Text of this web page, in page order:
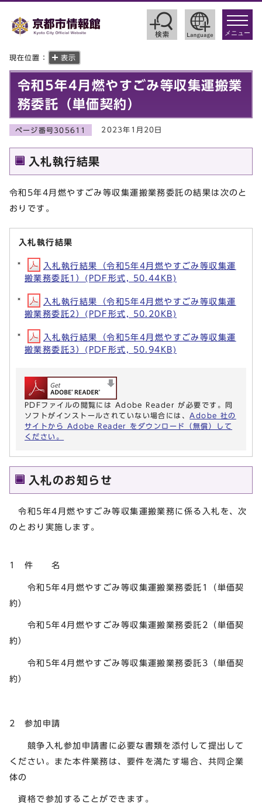
toggle
メニュー
現在位置： 表示
令和5年4月燃やすごみ等収集運搬業
務委託（単価契約）
ページ番号305611 2023年1月20日
入札執行結果
令和5年4月燃やすごみ等収集運搬業務委託の結果は次のと
おりです。
入札執行結果
入札執行結果（令和5年4月燃やすごみ等収集運
搬業務委託1）(PDF形式, 50.44KB)
入札執行結果（令和5年4月燃やすごみ等収集運
搬業務委託2）(PDF形式, 50.20KB)
入札執行結果（令和5年4月燃やすごみ等収集運
搬業務委託3）(PDF形式, 50.94KB)
PDFファイルの閲覧には Adobe Reader が必要です。同
ソフトがインストールされていない場合には、 Adobe 社の
サイトから Adobe Reader をダウンロード（無償）して
ください。
入札のお知らせ
令和5年4月燃やすごみ等収集運搬業務に係る入札を、次
のとおり実施します。
1 件 名
令和5年4月燃やすごみ等収集運搬業務委託1（単価契
約）
令和5年4月燃やすごみ等収集運搬業務委託2（単価契
約）
令和5年4月燃やすごみ等収集運搬業務委託3（単価契
約）
2 参加申請
競争入札参加申請書に必要な書類を添付して提出して
ください。また本件業務は、要件を満たす場合、共同企業
体の
資格で参加することができます。